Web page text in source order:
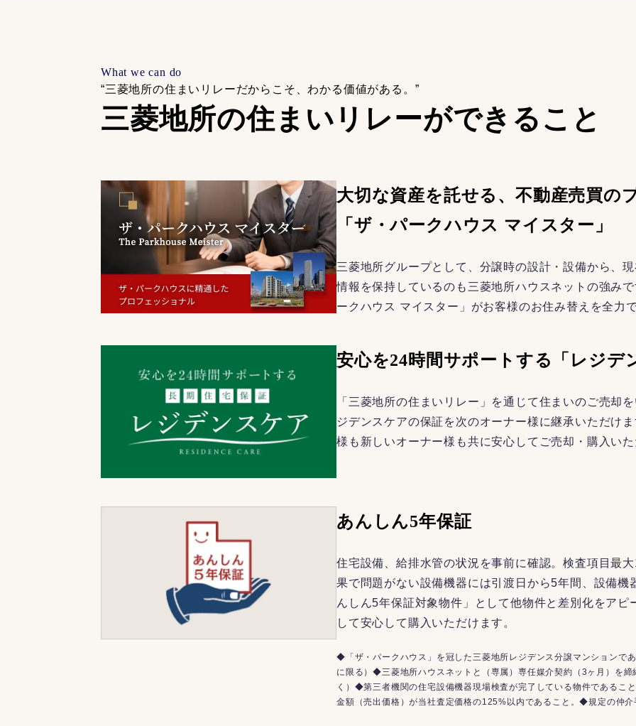
What we can do
“三菱地所の住まいリレーだからこそ、 わかる価値がある。”
三菱地所の住まいリレーができること
大切な資産を託せる、不動産売買の
「ザ・パークハウス マイスター」
三菱地所グループとして、分譲時の設計・設備から、
情報を保持しているのも三菱地所ハウスネットの強み
ークハウス マイスター」がお客様のお住み替えを全力
安心を24時間サポートする「レジデ
「三菱地所の住まいリレー」を通じて住まいのご売却
ジデンスケアの保証を次のオーナー様に継承いただけ
様も新しいオーナー様も共に安心してご売却・購入いた
あんしん5年保証
住宅設備、給排水管の状況を事前に確認。検査項目最
果で問題がない設備機器には引渡日から5年間、設備
んしん5年保証対象物件」として他物件と差別化をアピ
して安心して購入いただけます。
◆「ザ・パークハウス」を冠した三菱地所レジデンス分譲マンションで
に限る）◆三菱地所ハウスネットと（専属）専任媒介契約（3ヶ月）を
く）◆第三者機関の住宅設備機器現場検査が完了している物件である
金額（売出価格）が当社査定価格の125%以内であること。◆規定の仲介